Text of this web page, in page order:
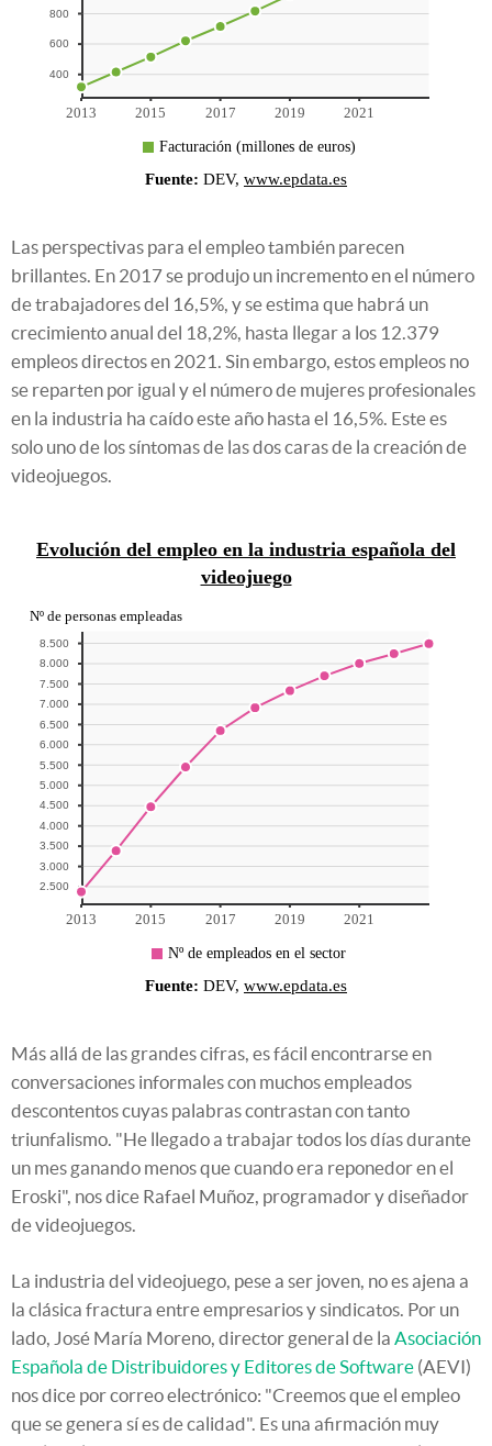
Las perspectivas para el empleo también parecen
brillantes. En 2017 se produjo un incremento en el número
de trabajadores del 16,5%, y se estima que habrá un
crecimiento anual del 18,2%, hasta llegar a los 12.379
empleos directos en 2021. Sin embargo, estos empleos no
se reparten por igual y el número de mujeres profesionales
en la industria ha caído este año hasta el 16,5%. Este es
solo uno de los síntomas de las dos caras de la creación de
videojuegos.
Más allá de las grandes cifras, es fácil encontrarse en
conversaciones informales con muchos empleados
descontentos cuyas palabras contrastan con tanto
triunfalismo. "He llegado a trabajar todos los días durante
un mes ganando menos que cuando era reponedor en el
Eroski", nos dice Rafael Muñoz, programador y diseñador
de videojuegos.
La industria del videojuego, pese a ser joven, no es ajena a
la clásica fractura entre empresarios y sindicatos. Por un
lado, José María Moreno, director general de la Asociación
Española de Distribuidores y Editores de Software (AEVI)
nos dice por correo electrónico: "Creemos que el empleo
que se genera sí es de calidad". Es una afirmación muy